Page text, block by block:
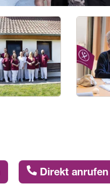
Direkt anrufen